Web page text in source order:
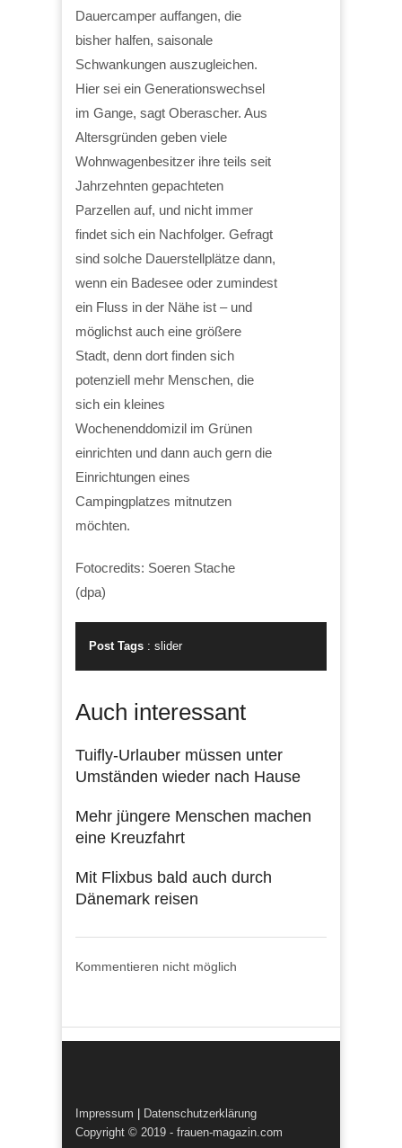
Dauercamper auffangen, die
bisher halfen, saisonale
Schwankungen auszugleichen.
Hier sei ein Generationswechsel
im Gange, sagt Oberascher. Aus
Altersgründen geben viele
Wohnwagenbesitzer ihre teils seit
Jahrzehnten gepachteten
Parzellen auf, und nicht immer
findet sich ein Nachfolger. Gefragt
sind solche Dauerstellplätze dann,
wenn ein Badesee oder zumindest
ein Fluss in der Nähe ist – und
möglichst auch eine größere
Stadt, denn dort finden sich
potenziell mehr Menschen, die
sich ein kleines
Wochenenddomizil im Grünen
einrichten und dann auch gern die
Einrichtungen eines
Campingplatzes mitnutzen
möchten.
Fotocredits: Soeren Stache
(dpa)
Post Tags : slider
Auch interessant
Tuifly-Urlauber müssen unter
Umständen wieder nach Hause
Mehr jüngere Menschen machen
eine Kreuzfahrt
Mit Flixbus bald auch durch
Dänemark reisen
Kommentieren nicht möglich
Impressum
Datenschutzerklärung
Copyright © 2019 - frauen-magazin.com